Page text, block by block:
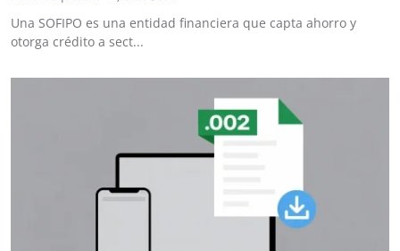
Una SOFIPO es una entidad financiera que capta ahorro y
otorga crédito a sect...